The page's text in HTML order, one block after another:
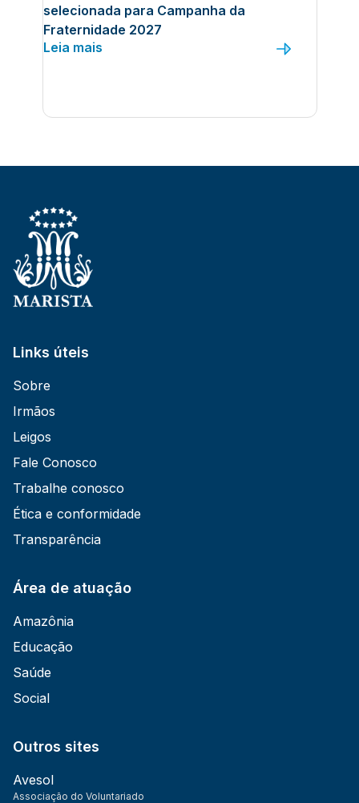
selecionada para Campanha da
Fraternidade 2027
Leia mais
Links úteis
Sobre
Irmãos
Leigos
Fale Conosco
Trabalhe conosco
Ética e conformidade
Transparência
Área de atuação
Amazônia
Educação
Saúde
Social
Outros sites
Avesol
Associação do Voluntariado